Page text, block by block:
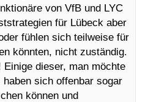
von VfB und LYC
für Lübeck aber
fühlen sich teilweise für
könnten, nicht zuständig.
dieser, man möchte
sich offenbar sogar
können und